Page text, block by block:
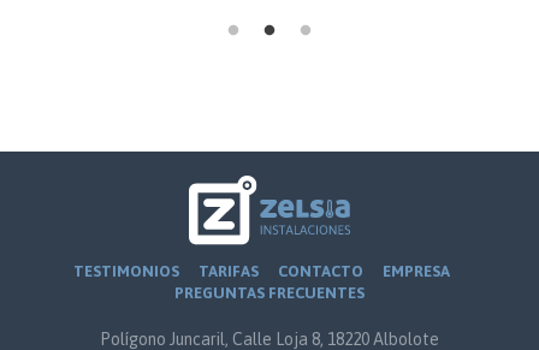
TESTIMONIOS TARIFAS CONTACTO
EMPRESA
PREGUNTAS FRECUENTES
Polígono Juncaril, Calle Loja 8, 18220 Albolote